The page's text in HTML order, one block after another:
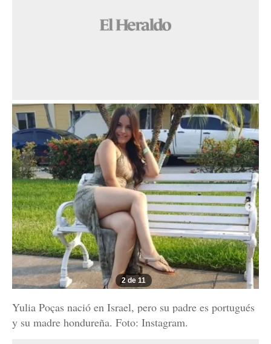
2 de 11
Yulia Poças nació en Israel, pero su padre es portugués
y su madre hondureña. Foto: Instagram.